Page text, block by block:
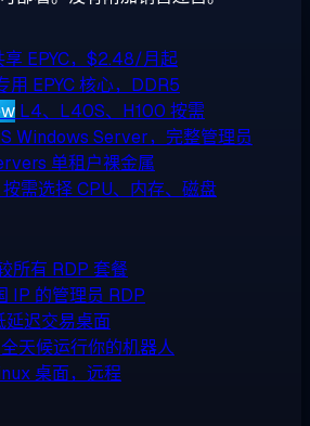
享 EPYC，$2.48/月起
用 EPYC 核心，DDR5
L4、L40S、H100 按需
Windows Server，完整管理员
单租户裸金属
按需选择 CPU、内存、磁盘
所有 RDP 套餐
IP 的管理员 RDP
延迟交易桌面
全天候运行你的机器人
桌面，远程